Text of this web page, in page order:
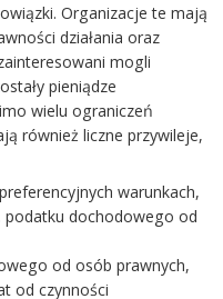
Organizacje te mają
działania oraz
mogli
pieniądze
wielu ograniczeń
również liczne przywileje,
warunkach,
dochodowego od
od osób prawnych,
od czynności